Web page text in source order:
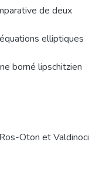
de deux
elliptiques
borné lipschitzien
Oton et Valdinoci